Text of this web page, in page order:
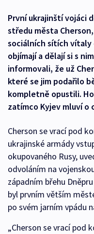
První ukrajinští vojáci
středu města
sociálních sítích vítaly
objímají a dělají si s
informovali, že už
které se jim podařilo
kompletně opustili.
zatímco Kyjev mluví o
Cherson se vrací pod
ukrajinské armády
okupovaného Rusy,
odvoláním na
západním břehu
byl prvním větším
po svém jarním vpádu
„Cherson se vrací pod